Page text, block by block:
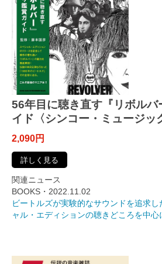
56年目に聴き直す『リボルバ
イド〈シンコー・ミュージッ
2,090円
詳しく見る
関連ニュース
BOOKS・2022.11.02
ビートルズが実験的なサウンドを追求
ャル・エディションの聴きどころを中心